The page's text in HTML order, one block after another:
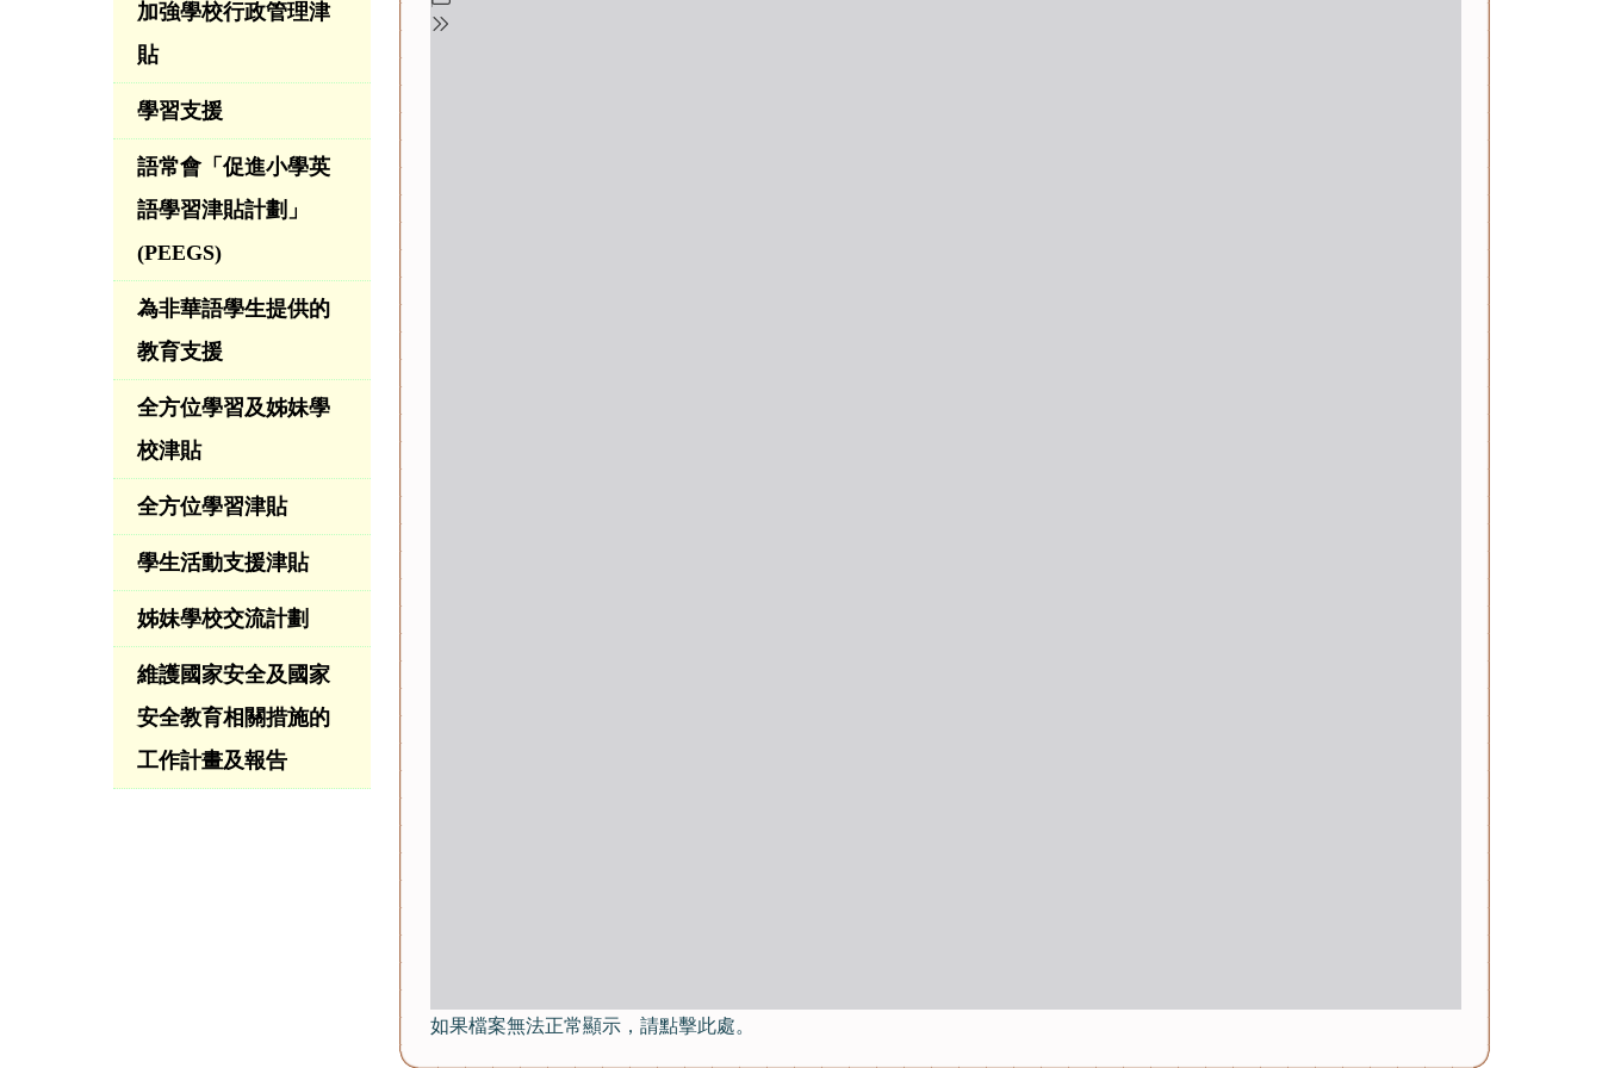
加強學校行政管理津
貼
學習支援
語常會「促進小學英
語學習津貼計劃」
(PEEGS)
為非華語學生提供的
教育支援
全方位學習及姊妹學
校津貼
全方位學習津貼
學生活動支援津貼
姊妹學校交流計劃
維護國家安全及國家
安全教育相關措施的
工作計畫及報告
如果檔案無法正常顯示，請點擊此處。